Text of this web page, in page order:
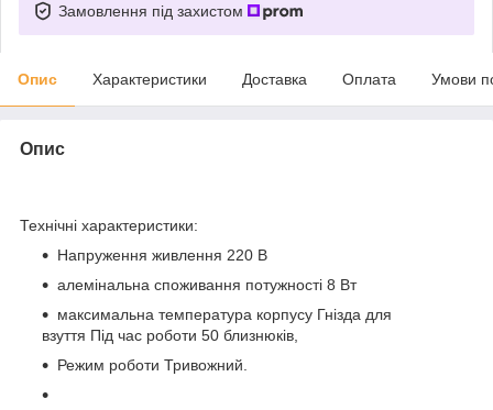
Замовлення під захистом
Опис Характеристики Доставка Оплата Умови
Опис
Технічні характеристики:
Напруження живлення 220 В
алемінальна споживання потужності 8 Вт
максимальна температура корпусу Гнізда для
взуття Під час роботи 50 близнюків,
Режим роботи Тривожний.